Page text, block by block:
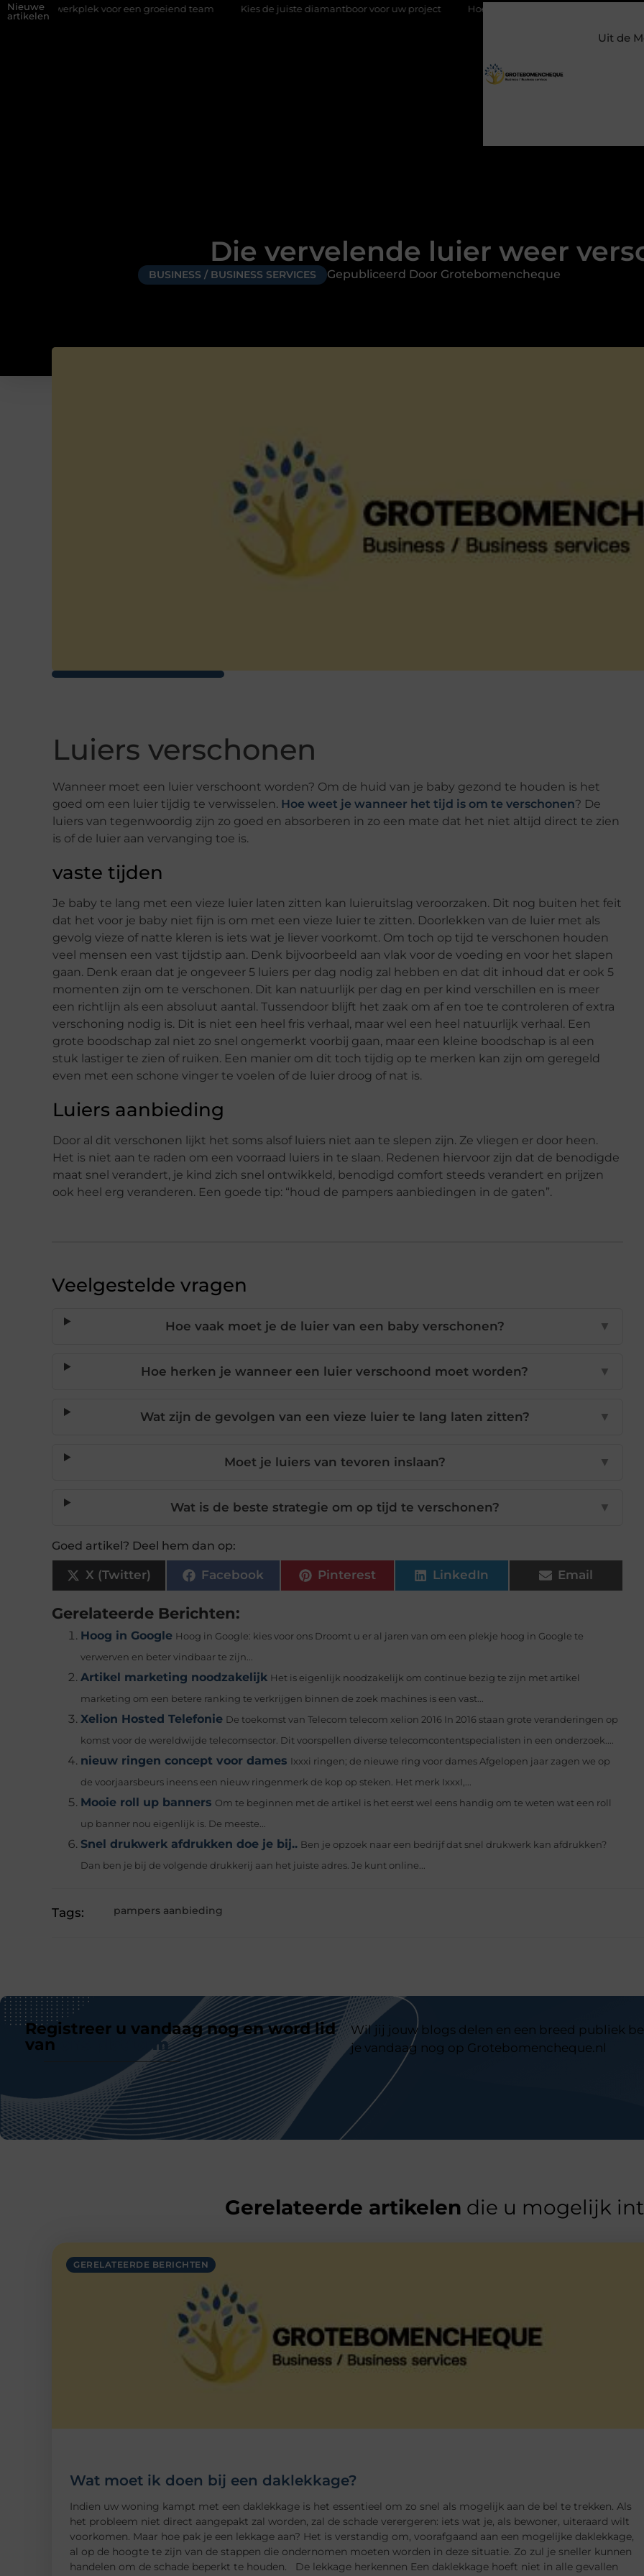
Nieuwe
artikelen
voor een groeiend team Kies de juiste diamantboor voor uw project Hoe weersomstandigheden de internationale
Uit de
Die vervelende luier weer
BUSINESS / BUSINESS SERVICES Gepubliceerd Door Grotebomencheque
Luiers verschonen
Wanneer moet een luier verschoont worden? Om de huid van je baby gezond te houden is het
goed om een luier tijdig te verwisselen. Hoe weet je wanneer het tijd is om te verschonen? De
luiers van tegenwoordig zijn zo goed en absorberen in zo een mate dat het niet altijd direct te zien
is of de luier aan vervanging toe is.
vaste tijden
Je baby te lang met een vieze luier laten zitten kan luieruitslag veroorzaken. Dit nog buiten het feit
dat het voor je baby niet fijn is om met een vieze luier te zitten. Doorlekken van de luier met als
gevolg vieze of natte kleren is iets wat je liever voorkomt. Om toch op tijd te verschonen houden
veel mensen een vast tijdstip aan. Denk bijvoorbeeld aan vlak voor de voeding en voor het slapen
gaan. Denk eraan dat je ongeveer 5 luiers per dag nodig zal hebben en dat dit inhoud dat er ook 5
momenten zijn om te verschonen. Dit kan natuurlijk per dag en per kind verschillen en is meer
een richtlijn als een absoluut aantal. Tussendoor blijft het zaak om af en toe te controleren of extra
verschoning nodig is. Dit is niet een heel fris verhaal, maar wel een heel natuurlijk verhaal. Een
grote boodschap zal niet zo snel ongemerkt voorbij gaan, maar een kleine boodschap is al een
stuk lastiger te zien of ruiken. Een manier om dit toch tijdig op te merken kan zijn om geregeld
even met een schone vinger te voelen of de luier droog of nat is.
Luiers aanbieding
Door al dit verschonen lijkt het soms alsof luiers niet aan te slepen zijn. Ze vliegen er door heen.
Het is niet aan te raden om een voorraad luiers in te slaan. Redenen hiervoor zijn dat de benodigde
maat snel verandert, je kind zich snel ontwikkeld, benodigd comfort steeds verandert en prijzen
ook heel erg veranderen. Een goede tip: “houd de pampers aanbiedingen in de gaten”.
Veelgestelde vragen
Hoe vaak moet je de luier van een baby verschonen? ▼
Hoe herken je wanneer een luier verschoond moet worden? ▼
Wat zijn de gevolgen van een vieze luier te lang laten zitten? ▼
Moet je luiers van tevoren inslaan? ▼
Wat is de beste strategie om op tijd te verschonen? ▼
Goed artikel? Deel hem dan op:
X (Twitter) Facebook Pinterest LinkedIn Email
Gerelateerde Berichten:
Hoog in Google Hoog in Google: kies voor ons Droomt u er al jaren van om een plekje hoog in Google te
verwerven en beter vindbaar te zijn...
Artikel marketing noodzakelijk Het is eigenlijk noodzakelijk om continue bezig te zijn met artikel
marketing om een betere ranking te verkrijgen binnen de zoek machines is een vast...
Xelion Hosted Telefonie De toekomst van Telecom telecom xelion 2016 In 2016 staan grote veranderingen op
komst voor de wereldwijde telecomsector. Dit voorspellen diverse telecomcontentspecialisten in een onderzoek....
nieuw ringen concept voor dames Ixxxi ringen; de nieuwe ring voor dames Afgelopen jaar zagen we op
de voorjaarsbeurs ineens een nieuw ringenmerk de kop op steken. Het merk IxxxI,...
Mooie roll up banners Om te beginnen met de artikel is het eerst wel eens handig om te weten wat een roll
up banner nou eigenlijk is. De meeste...
Snel drukwerk afdrukken doe je bij.. Ben je opzoek naar een bedrijf dat snel drukwerk kan afdrukken?
Dan ben je bij de volgende drukkerij aan het juiste adres. Je kunt online...
Tags: pampers aanbieding
Registreer u vandaag nog en word lid
van
ons platform
Wil jij jouw blogs delen en een breed publiek
je vandaag nog op Grotebomencheque.nl
Gerelateerde artikelen die u mogelijk
GERELATEERDE BERICHTEN
Wat moet ik doen bij een daklekkage?
Indien uw woning kampt met een daklekkage is het essentieel om zo snel als mogelijk aan de bel te trekken. Als
het probleem niet direct aangepakt zal worden, zal de schade verergeren: iets wat je, als bewoner, uiteraard wilt
voorkomen. Maar hoe pak je een lekkage aan? Het is verstandig om, voorafgaand aan een mogelijke daklekkage,
al op de hoogte te zijn van de stappen die ondernomen moeten worden in deze situatie. Zo zul je sneller kunnen
handelen om de schade beperkt te houden. De lekkage herkennen Een daklekkage hoeft niet in alle gevallen